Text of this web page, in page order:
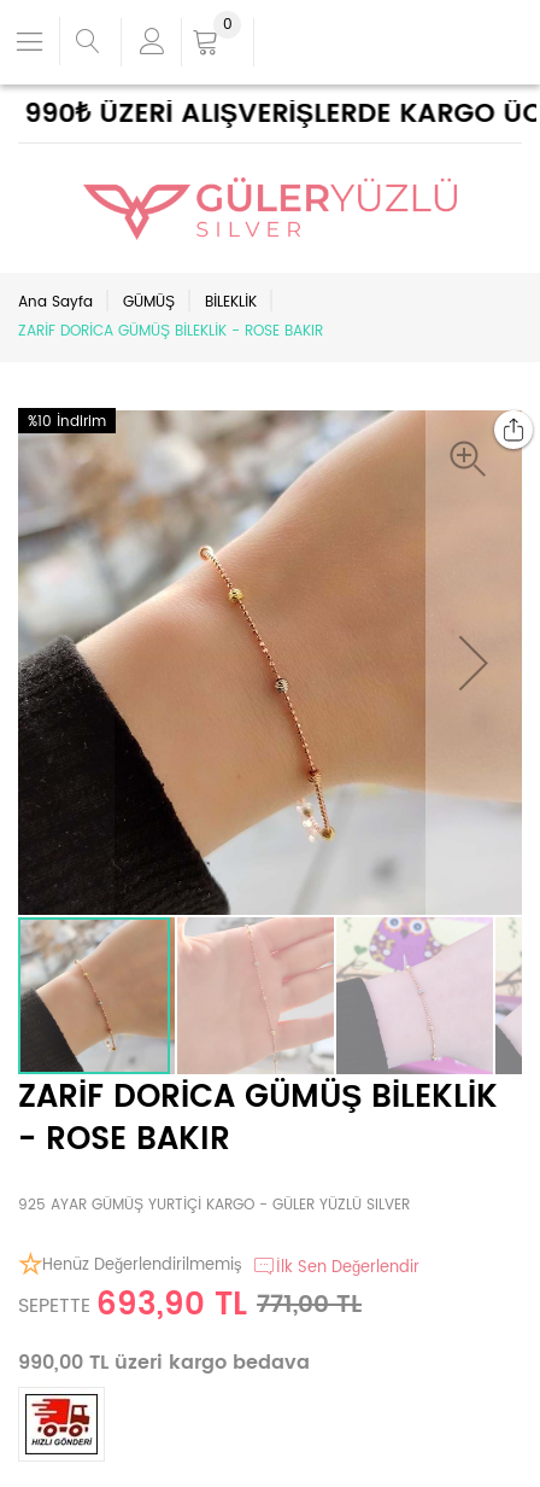
ÜZERİ ALIŞVERİŞLERDE KARGO
0
Ana Sayfa GÜMÜŞ
BİLEKLİK
ZARİF DORİCA GÜMÜŞ BİLEKLİK - ROSE BAKIR
ZARİF DORİCA GÜMÜŞ BİLEKLİK
- ROSE BAKIR
925 AYAR GÜMÜŞ YURTİÇİ KARGO - GÜLER YÜZLÜ SILVER
Henüz Değerlendirilmemiş İlk Sen Değerlendir
SEPETTE 693,90 TL 771,00 TL
990,00 TL üzeri kargo bedava
%10 İndirim